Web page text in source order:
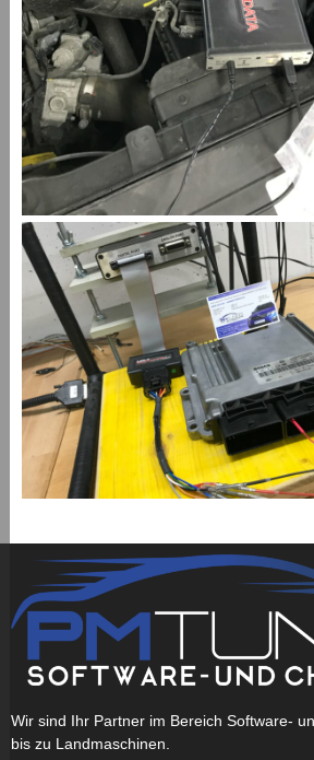
Wir sind Ihr Partner im Bereich Software-
bis zu Landmaschinen.